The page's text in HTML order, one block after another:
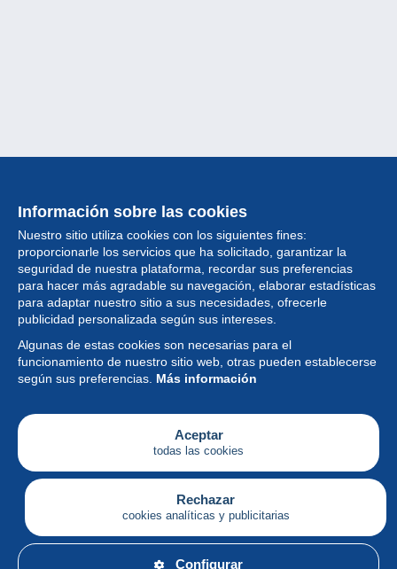
Información sobre las cookies
Nuestro sitio utiliza cookies con los siguientes fines:
proporcionarle los servicios que ha solicitado, garantizar la
seguridad de nuestra plataforma, recordar sus preferencias
para hacer más agradable su navegación, elaborar estadísticas
para adaptar nuestro sitio a sus necesidades, ofrecerle
publicidad personalizada según sus intereses.
Algunas de estas cookies son necesarias para el
funcionamiento de nuestro sitio web, otras pueden establecerse
según sus preferencias. Más información
Aceptar
todas las cookies
Rechazar
cookies analíticas y publicitarias
Configurar
Colección
Noticias
Funcionalidad
Empresa
Servicios
Escribir
Español